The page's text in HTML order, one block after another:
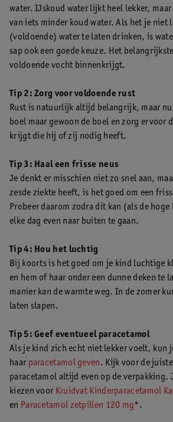
water. IJskoud water lijkt heel lekker,
van iets minder koud water. Als het je niet
(voldoende) water te laten drinken, is
sap ook een goede keuze. Het
voldoende vocht binnenkrijgt.
Tip 2: Zorg voor voldoende rust
Rust is natuurlijk altijd belangrijk, maar nu
boel maar gewoon de boel en zorg ervoor
krijgt die hij of zij nodig heeft.
Tip 3: Haal een frisse neus
Je denkt er misschien niet zo snel aan,
zesde ziekte heeft, is het goed om een
Probeer daarom zodra dit kan (als de
elke dag even naar buiten te gaan.
Tip 4: Hou het luchtig
Bij koorts is het goed om je kind luchtige
en hem of haar onder een dunne deken te
manier kan de warmte weg. In de zomer
laten slapen.
Tip 5: Geef eventueel paracetamol
Als je kind zich echt niet lekker voelt, kun
haar paracetamol geven. Kijk voor de
paracetamol altijd even op de verpakking.
kiezen voor Kruidvat Kinderparacetamol
en Paracetamol zetpillen 120 mg*.